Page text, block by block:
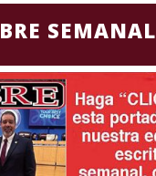
SEMANAL